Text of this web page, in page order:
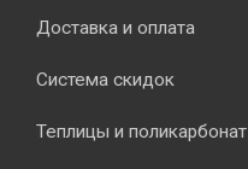
Доставка и оплата
Система скидок
Теплицы и поликарбонат